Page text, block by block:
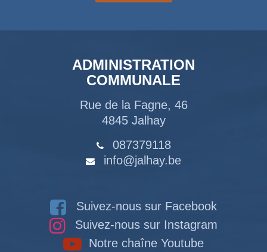
ADMINISTRATION
COMMUNALE
Rue de la Fagne, 46
4845 Jalhay
087379118
info@jalhay.be
Suivez-nous sur Facebook
Suivez-nous sur Instagram
Notre chaîne Youtube